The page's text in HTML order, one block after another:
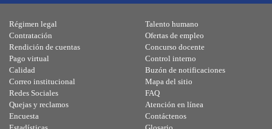
Régimen legal
Contratación
Rendición de cuentas
Pago virtual
Calidad
Talento humano
Ofertas de empleo
Concurso docente
Control interno
Buzón de notificaciones
Correo institucional
Redes Sociales
Quejas y reclamos
Encuesta
Mapa del sitio
FAQ
Atención en línea
Contáctenos